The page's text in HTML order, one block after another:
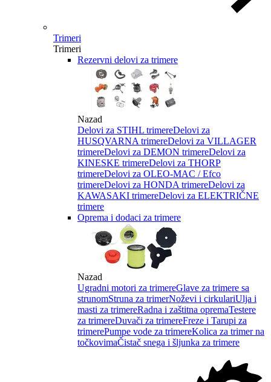
Trimeri
Trimeri
Rezervni delovi za trimere
Nazad
Delovi za STIHL trimereDelovi za
HUSQVARNA trimereDelovi za VILLAGER
trimereDelovi za DEMON trimereDelovi za
KINESKE trimereDelovi za THORP
trimereDelovi za OLEO-MAC / Efco
trimereDelovi za HONDA trimereDelovi za
KAWASAKI trimereDelovi za ELEKTRIČNE
trimere
Oprema i dodaci za trimere
Nazad
Ugradni motori za trimereGlave za trimere sa
strunomStruna za trimerNoževi i cirkulariUlja i
masti za trimereRadna i zaštitna opremaTestere
za trimereDuvači za trimereFreze i Tarupi za
trimerePumpe vode za trimereKolica za trimer na
točkovimaČistač snega i šljunka za trimere